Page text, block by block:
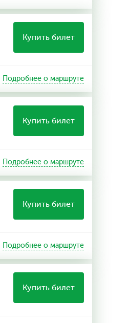
Купить билет
Подробнее о маршруте
Купить билет
Подробнее о маршруте
Купить билет
Подробнее о маршруте
Купить билет